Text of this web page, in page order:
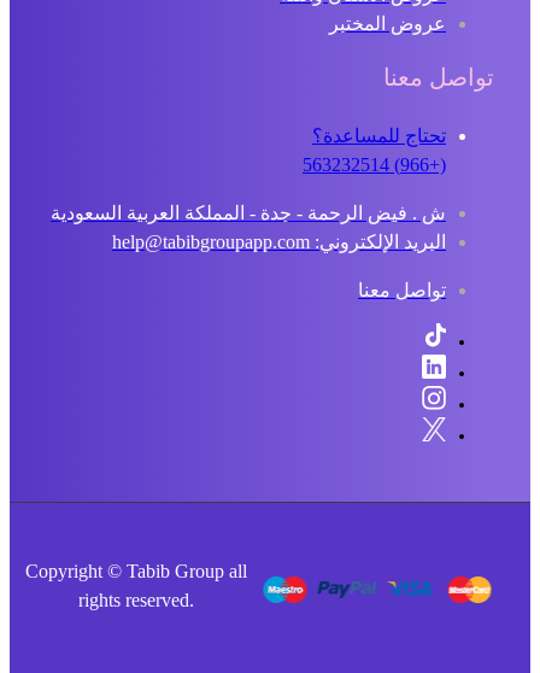
عروض المختبر
تواصل معنا
تحتاج للمساعدة؟
ش . فيض الرحمة - جدة - المملكة العربية السعودية
البريد الإلكتروني: help@tabibgroupapp.com
تواصل معنا
Copyright © Tabib Group all
rights reserved.